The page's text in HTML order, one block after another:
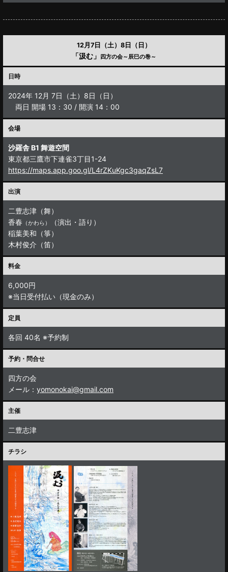
12月7日（土）8日（日）
「汲む」 四方の会～辰巳の巻～
日時
2024年 12月 7日（土）8日（日）
両日 開場 13：30 / 開演 14：00
会場
沙羅舎 B1 舞遊空間
東京都三鷹市下連雀3丁目1-24
https://maps.app.goo.gl/L4rZKuKgc3gaqZsL7
出演
二豊志津（舞）
香春 （かわら）
（演出・語り）
稲葉美和（箏）
木村俊介（笛）
料金
6,000円
※当日受付払い（現金のみ）
定員
各回 40名 ※予約制
予約・問合せ
四方の会
メール： yomonokai@gmail.com
主催
二豊志津
チラシ